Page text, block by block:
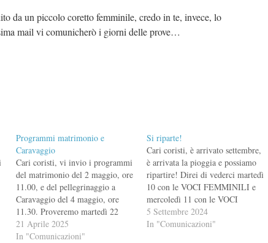
da un piccolo coretto femminile, credo in te, invece, lo
mail vi comunicherò i giorni delle prove…
Programmi matrimonio e
Caravaggio
Cari coristi, vi invio i programmi
del matrimonio del 2 maggio, ore
11.00, e del pellegrinaggio a
Caravaggio del 4 maggio, ore
11.30. Proveremo martedì 22
(donne in oratorio) e mercoledì
23 (uomini in oratorio).
21 Aprile 2025
In "Comunicazioni"
Si riparte!
Cari coristi, è arrivato settembre,
è arrivata la pioggia e possiamo
ripartire! Direi di vederci martedì
10 con le VOCI FEMMINILI e
mercoledì 11 con le VOCI
MASCHILI per iniziare a provare
i canti della sagra e del
5 Settembre 2024
In "Comunicazioni"